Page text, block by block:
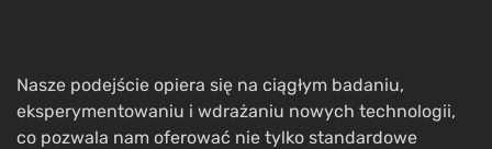
Nasze podejście opiera się na ciągłym badaniu,
eksperymentowaniu i wdrażaniu nowych technologii,
co pozwala nam oferować nie tylko standardowe